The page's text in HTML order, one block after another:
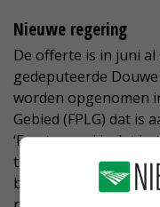
Nieuwe regering
De offerte is in juni al
gedeputeerde
worden opgenomen
Gebied (FPLG) dat is
‘Frustrerend is dat
transitiefonds, maar
betekent dat we